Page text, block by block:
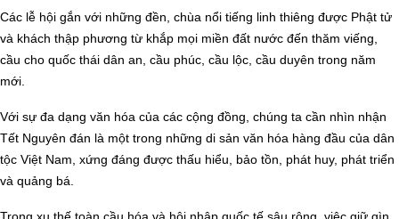
Các lễ hội gắn với những đền, chùa nổi tiếng linh thiêng được Phật tử
và khách thập phương từ khắp mọi miền đất nước đến thăm viếng,
cầu cho quốc thái dân an, cầu phúc, cầu lộc, cầu duyên trong năm
mới.
Với sự đa dạng văn hóa của các cộng đồng, chúng ta cần nhìn nhận
Tết Nguyên đán là một trong những di sản văn hóa hàng đầu của dân
tộc Việt Nam, xứng đáng được thấu hiểu, bảo tồn, phát huy, phát triển
và quảng bá.